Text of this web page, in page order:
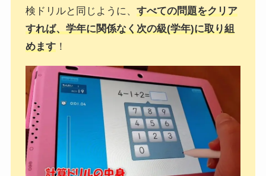
検ドリルと同じように、すべての問題をクリア
すれば、学年に関係なく次の級(学年)に取り組
めます ！